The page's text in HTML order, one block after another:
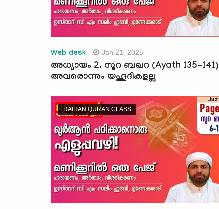
Web desk Jan 21, 2025
അധ്യായം 2. സൂറ ബഖറ (Ayath 135-141)
അവരൊന്നും യഹൂദികളല്ല
RAIHAN QURAN CLASS